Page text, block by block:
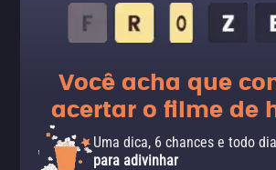
Você acha que
acertar o filme de
Uma dica, 6 chances e todo dia
para adivinhar